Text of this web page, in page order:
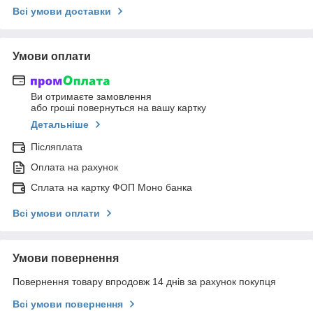
Всі умови доставки
Умови оплати
Ви отримаєте замовлення
або гроші повернуться на вашу картку
Детальніше
Післяплата
Оплата на рахунок
Сплата на картку ФОП Моно банка
Всі умови оплати
Умови повернення
Повернення товару впродовж 14 днів за рахунок покупця
Всі умови повернення